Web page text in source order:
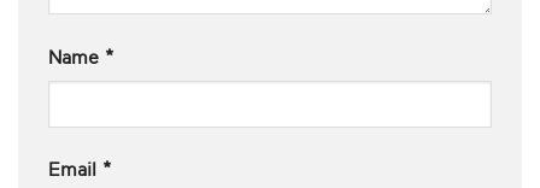
Name *
Email *